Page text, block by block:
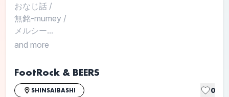
おなじ話 /
無銘-mumey /
メルシー...
and more
FootRock & BEERS
SHINSAIBASHI 0